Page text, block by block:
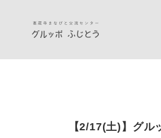
【2/17(土)】グル